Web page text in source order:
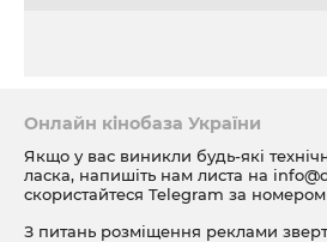
Онлайн кінобаза України
Якщо у вас виникли будь-які
ласка, напишіть нам листа на
скористайтеся Telegram за номером
З питань розміщення реклами